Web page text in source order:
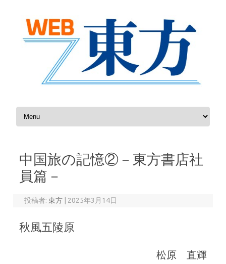
コンテンツへスキップ
中国旅の記憶②－東方書店社
員篇－
投稿者:東方 | 2025年3月14日
秋風五陵原
松原 直輝